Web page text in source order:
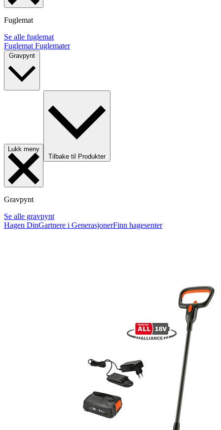
Fuglemat
Se alle fuglemat
Fuglemat Fuglemater
Lukk meny
Tilbake til Produkter
Gravpynt
Se alle gravpynt
Hagen DinGartnere i GenerasjonerFinn hagesenter